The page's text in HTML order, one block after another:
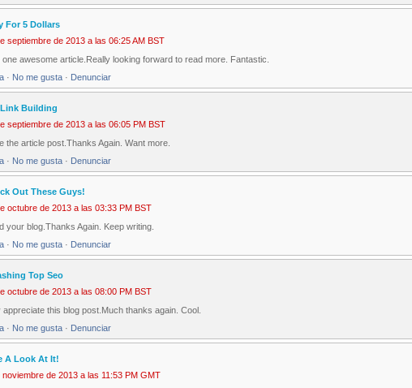
For 5 Dollars
septiembre de 2013 a las 06:25 AM BST
awesome article.Really looking forward to read more. Fantastic.
· No me gusta · Denunciar
Building
septiembre de 2013 a las 06:05 PM BST
the article post.Thanks Again. Want more.
· No me gusta · Denunciar
Out These Guys!
octubre de 2013 a las 03:33 PM BST
your blog.Thanks Again. Keep writing.
· No me gusta · Denunciar
Top Seo
octubre de 2013 a las 08:00 PM BST
this blog post.Much thanks again. Cool.
· No me gusta · Denunciar
A Look At It!
noviembre de 2013 a las 11:53 PM GMT